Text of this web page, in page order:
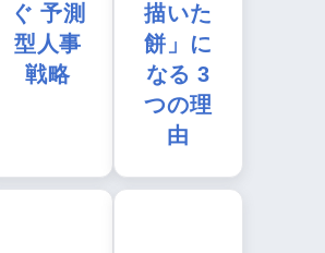
ぐ 予測
型人事
戦略
描いた
餅」に
なる 3
つの理
由